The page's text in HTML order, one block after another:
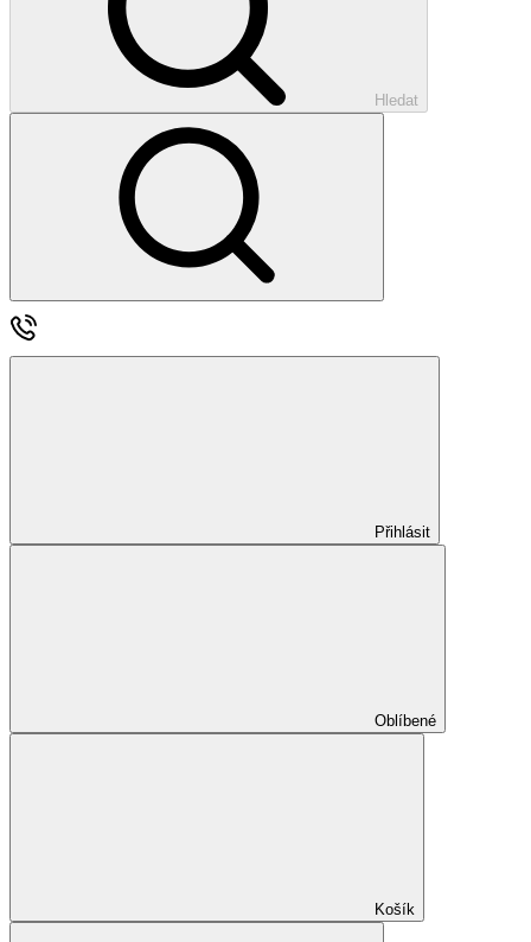
Hledat
Přihlásit
Oblíbené
Košík